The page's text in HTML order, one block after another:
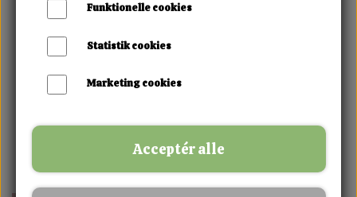
Funktionelle cookies
Statistik cookies
Marketing cookies
Acceptér alle